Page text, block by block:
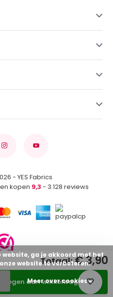
aan winkelwagen
Totaal:€ 3,90
- YES Fabrics
kopen 9,3 - 3.128 reviews
ga je akkoord met het
website te verbeteren.
Meer over cookies »